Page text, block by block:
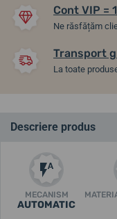
Cont VIP =
Ne răsfățăm
Transport
La toate
Descriere produs
MECANISM
AUTOMATIC